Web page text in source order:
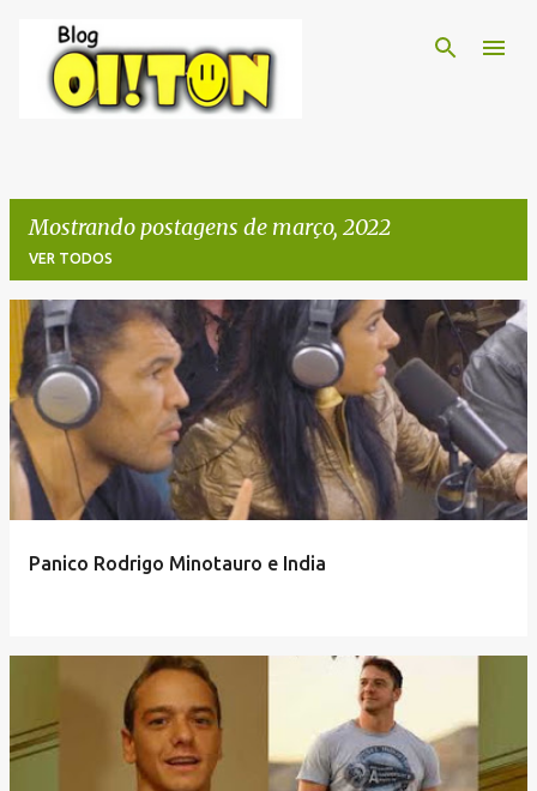
Mostrando postagens de março, 2022
VER TODOS
P
o
s
t
Panico Rodrigo Minotauro e India